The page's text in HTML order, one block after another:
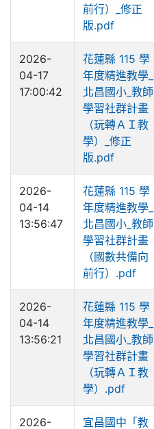
前行）_修正
版.pdf
2026-
04-17
17:00:42
花蓮縣 115 學
年度精進教學_
北昌國小_教師
學習社群計畫
（玩轉ＡＩ教
學）_修正
版.pdf
2026-
04-14
13:56:47
花蓮縣 115 學
年度精進教學_
北昌國小_教師
學習社群計畫
（國數共備向
前行）.pdf
2026-
04-14
13:56:21
花蓮縣 115 學
年度精進教學_
北昌國小_教師
學習社群計畫
（玩轉ＡＩ教
學）.pdf
2026- 宜昌國中「教